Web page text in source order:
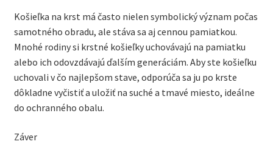
Košieľka na krst má často nielen symbolický význam počas
samotného obradu, ale stáva sa aj cennou pamiatkou.
Mnohé rodiny si krstné košieľky uchovávajú na pamiatku
alebo ich odovzdávajú ďalším generáciám. Aby ste košieľku
uchovali v čo najlepšom stave, odporúča sa ju po krste
dôkladne vyčistiť a uložiť na suché a tmavé miesto, ideálne
do ochranného obalu.
Záver